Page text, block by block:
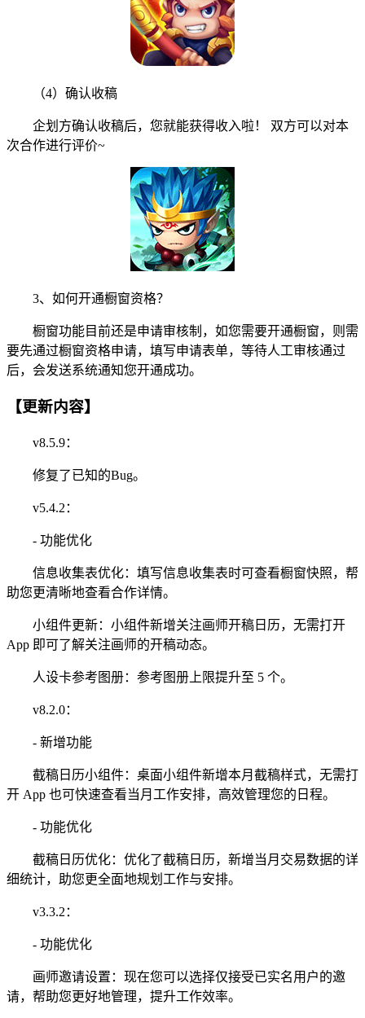
（4）确认收稿
企划方确认收稿后，您就能获得收入啦！ 双方可以对本
次合作进行评价~
3、如何开通橱窗资格？
橱窗功能目前还是申请审核制，如您需要开通橱窗，则需
要先通过橱窗资格申请，填写申请表单，等待人工审核通过
后，会发送系统通知您开通成功。
【更新内容】
v8.5.9：
修复了已知的Bug。
v5.4.2：
- 功能优化
信息收集表优化：填写信息收集表时可查看橱窗快照，帮
助您更清晰地查看合作详情。
小组件更新：小组件新增关注画师开稿日历，无需打开
App 即可了解关注画师的开稿动态。
人设卡参考图册：参考图册上限提升至 5 个。
v8.2.0：
- 新增功能
截稿日历小组件：桌面小组件新增本月截稿样式，无需打
开 App 也可快速查看当月工作安排，高效管理您的日程。
- 功能优化
截稿日历优化：优化了截稿日历，新增当月交易数据的详
细统计，助您更全面地规划工作与安排。
v3.3.2：
- 功能优化
画师邀请设置：现在您可以选择仅接受已实名用户的邀
请，帮助您更好地管理，提升工作效率。